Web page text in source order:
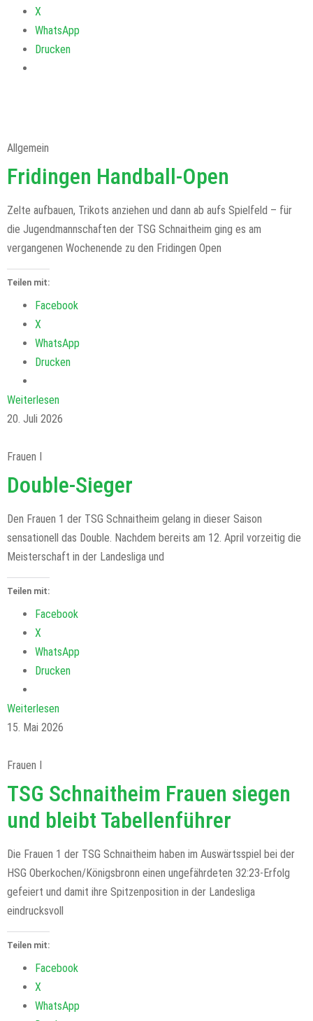
X
WhatsApp
Drucken
Allgemein
Fridingen Handball-Open
Zelte aufbauen, Trikots anziehen und dann ab aufs Spielfeld – für
die Jugendmannschaften der TSG Schnaitheim ging es am
vergangenen Wochenende zu den Fridingen Open
Teilen mit:
Facebook
X
WhatsApp
Drucken
Weiterlesen
20. Juli 2026
Frauen I
Double-Sieger
Den Frauen 1 der TSG Schnaitheim gelang in dieser Saison
sensationell das Double. Nachdem bereits am 12. April vorzeitig die
Meisterschaft in der Landesliga und
Teilen mit:
Facebook
X
WhatsApp
Drucken
Weiterlesen
15. Mai 2026
Frauen I
TSG Schnaitheim Frauen siegen
und bleibt Tabellenführer
Die Frauen 1 der TSG Schnaitheim haben im Auswärtsspiel bei der
HSG Oberkochen/Königsbronn einen ungefährdeten 32:23-Erfolg
gefeiert und damit ihre Spitzenposition in der Landesliga
eindrucksvoll
Teilen mit:
Facebook
X
WhatsApp